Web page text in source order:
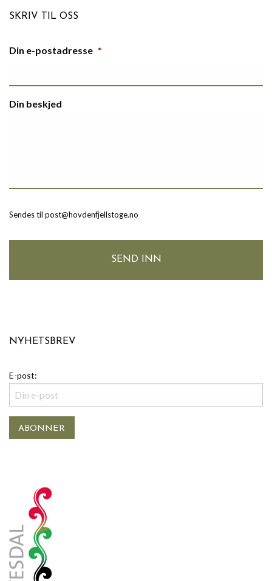
SKRIV TIL OSS
Din e-postadresse *
Din beskjed
Sendes til post@hovdenfjellstoge.no
NYHETSBREV
E-post: